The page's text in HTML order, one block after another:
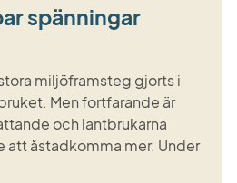
spänningar
miljöframsteg gjorts i
Men fortfarande är
och lantbrukarna
att åstadkomma mer. Under